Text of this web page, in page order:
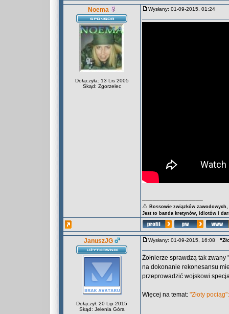
Noema
Dołączyła: 13 Lis 2005
Skąd: Zgorzelec
Wysłany: 01-09-2015, 01:24
⚠ Bossowie związków
Jest to banda kretynów, idiotów i
JanuszJG
Dołączył: 20 Lip 2015
Skąd: Jelenia Góra
Wysłany: 01-09-2015, 16:08
Żołnierze sprawdzą tak
na dokonanie rekonesansu
przeprowadzić wojskowi
Więcej na temat: "Złoty